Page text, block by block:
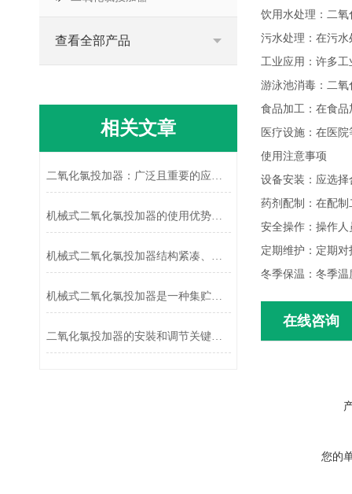
饮用水处理：二
污水处理：在污
工业应用：许多
游泳池消毒：二
食品加工：在食
医疗设施：在医
使用注意事项
设备安装：应选
药剂配制：在配
安全操作：操作
定期维护：定期
冬季保温：冬季
在线咨询
您的
查看全部产品
相关文章
二氧化氯投加器：广泛且重要的应用之选
机械式二氧化氯投加器的使用优势有哪些？
机械式二氧化氯投加器结构紧凑、安全可靠
机械式二氧化氯投加器是一种集贮存、输送与自动控制于一体的成套设备
二氧化氯投加器的安裝和调节关键要点